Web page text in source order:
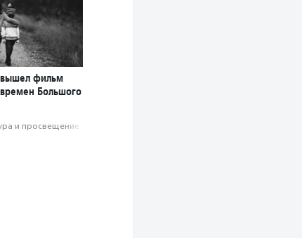
фильм
Большого
и просвещение